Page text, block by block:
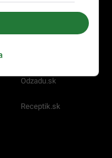
Odzadu.sk
Receptik.sk